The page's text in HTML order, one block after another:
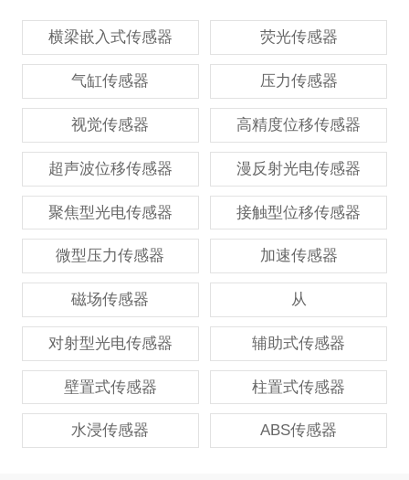
横梁嵌入式传感器 荧光传感器
气缸传感器 压力传感器
视觉传感器 高精度位移传感器
超声波位移传感器 漫反射光电传感器
聚焦型光电传感器 接触型位移传感器
微型压力传感器 加速传感器
磁场传感器 从
对射型光电传感器 辅助式传感器
壁置式传感器 柱置式传感器
水浸传感器 ABS传感器